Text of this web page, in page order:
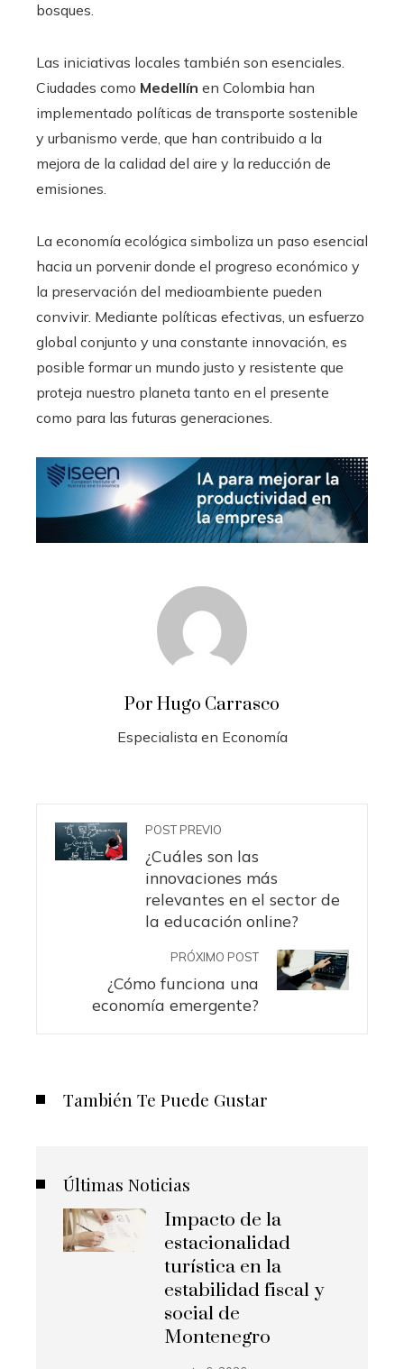
bosques.
Las iniciativas locales también son esenciales.
Ciudades como Medellín en Colombia han
implementado políticas de transporte sostenible
y urbanismo verde, que han contribuido a la
mejora de la calidad del aire y la reducción de
emisiones.
La economía ecológica simboliza un paso esencial
hacia un porvenir donde el progreso económico y
la preservación del medioambiente pueden
convivir. Mediante políticas efectivas, un esfuerzo
global conjunto y una constante innovación, es
posible formar un mundo justo y resistente que
proteja nuestro planeta tanto en el presente
como para las futuras generaciones.
Por Hugo Carrasco
Especialista en Economía
POST PREVIO
¿Cuáles son las
innovaciones más
relevantes en el sector de
la educación online?
PRÓXIMO POST
¿Cómo funciona una
economía emergente?
También Te Puede Gustar
Últimas Noticias
Impacto de la
estacionalidad
turística en la
estabilidad fiscal y
social de
Montenegro